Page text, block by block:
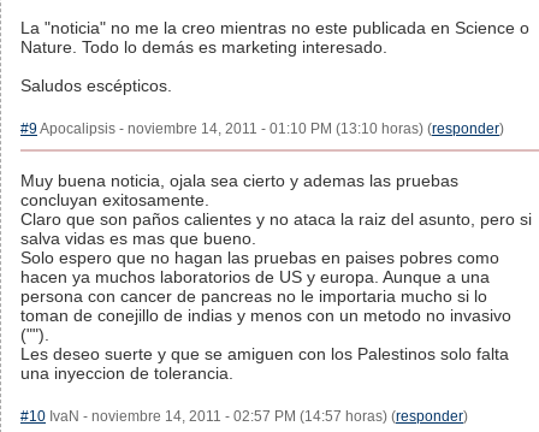
La "noticia" no me la creo mientras no este publicada en Science o
Nature. Todo lo demás es marketing interesado.
Saludos escépticos.
#9Apocalipsis - noviembre 14, 2011 - 01:10 PM (13:10 horas) (responder)
Muy buena noticia, ojala sea cierto y ademas las pruebas
concluyan exitosamente.
Claro que son paños calientes y no ataca la raiz del asunto, pero si
salva vidas es mas que bueno.
Solo espero que no hagan las pruebas en paises pobres como
hacen ya muchos laboratorios de US y europa. Aunque a una
persona con cancer de pancreas no le importaria mucho si lo
toman de conejillo de indias y menos con un metodo no invasivo
("").
Les deseo suerte y que se amiguen con los Palestinos solo falta
una inyeccion de tolerancia.
#10 IvaN - noviembre 14, 2011 - 02:57 PM (14:57 horas) (responder)